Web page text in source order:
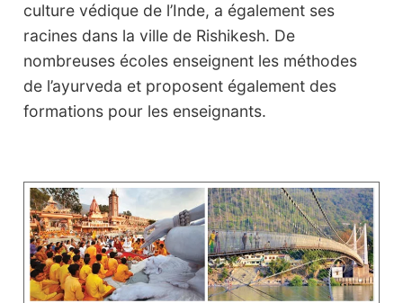
culture védique de l’Inde, a également ses
racines dans la ville de Rishikesh. De
nombreuses écoles enseignent les méthodes
de l’ayurveda et proposent également des
formations pour les enseignants.